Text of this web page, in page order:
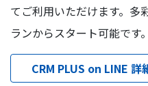
てご利用いただけます。多
ランからスタート可能です。
CRM PLUS on LINE 詳